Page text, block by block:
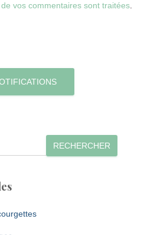
vos commentaires sont traitées
RECHERCHER